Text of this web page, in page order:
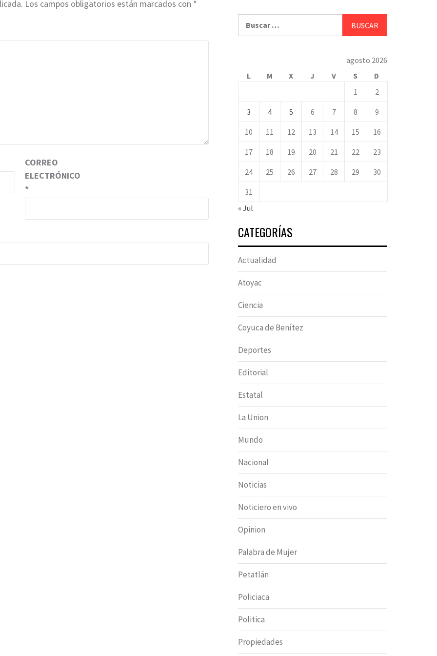
Los campos obligatorios están marcados con *
CORREO
ELECTRÓNICO
*
agosto 2026
L
M X J V S
D
1
2
3 4 5 6 7 8 9
10 11 12 13 14 15 16
17 18 19 20 21 22 23
24 25 26 27 28 29 30
31
« Jul
CATEGORÍAS
Actualidad
Atoyac
Ciencia
Coyuca de Benítez
Deportes
Editorial
Estatal
La Union
Mundo
Nacional
Noticias
Noticiero en vivo
Opinion
Palabra de Mujer
Petatlán
Policiaca
Politica
Propiedades